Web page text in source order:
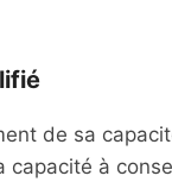
de sa
capacité à